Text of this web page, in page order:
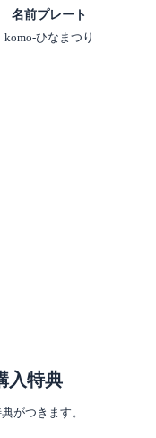
名前プレート
komo-ひなまつり
入特典
がつきます。